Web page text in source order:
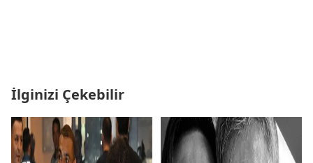
İlginizi Çekebilir